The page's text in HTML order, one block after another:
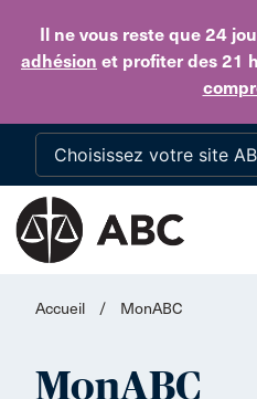
Il ne vous reste que 24
adhésion et profiter des 21
Accueil / MonABC
MonABC